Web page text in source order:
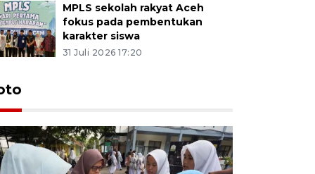
MPLS sekolah rakyat Aceh
fokus pada pembentukan
karakter siswa
31 Juli 2026 17:20